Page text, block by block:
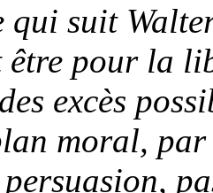
qui suit
pour la
excès
moral,
persuasion,